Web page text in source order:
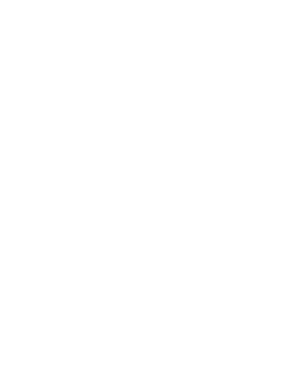
005 - Baskets beiges en
004
- K101115-003
Finch - K101115-001